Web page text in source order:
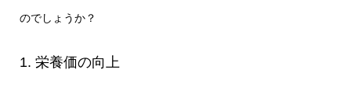
のでしょうか？
1. 栄養価の向上